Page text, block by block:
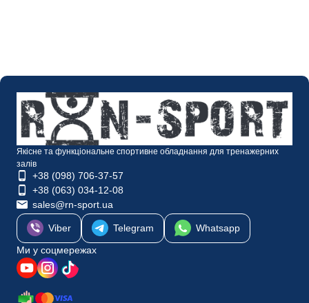
Якісне та функціональне спортивне обладнання для тренажерних
залів
+38 (098) 706-37-57
+38 (063) 034-12-08
sales@rn-sport.ua
Viber Telegram
Whatsapp
Ми у соцмережах